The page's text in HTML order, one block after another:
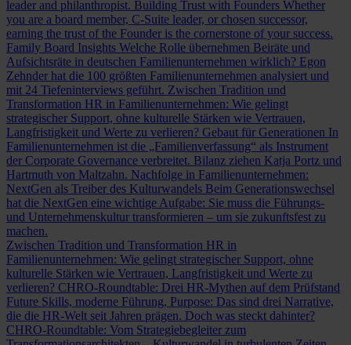
leader and philanthropist. Building Trust with Founders Whether
you are a board member, C-Suite leader, or chosen successor,
earning the trust of the Founder is the cornerstone of your success.
Family Board Insights Welche Rolle übernehmen Beiräte und
Aufsichtsräte in deutschen Familienunternehmen wirklich? Egon
Zehnder hat die 100 größten Familienunternehmen analysiert und
mit 24 Tiefeninterviews geführt. Zwischen Tradition und
Transformation HR in Familienunternehmen: Wie gelingt
strategischer Support, ohne kulturelle Stärken wie Vertrauen,
Langfristigkeit und Werte zu verlieren? Gebaut für Generationen In
Familienunternehmen ist die „Familienverfassung“ als Instrument
der Corporate Governance verbreitet. Bilanz ziehen Katja Portz und
Hartmuth von Maltzahn. Nachfolge in Familienunternehmen:
NextGen als Treiber des Kulturwandels Beim Generationswechsel
hat die NextGen eine wichtige Aufgabe: Sie muss die Führungs-
und Unternehmenskultur transformieren – um sie zukunftsfest zu
machen.
Zwischen Tradition und Transformation HR in
Familienunternehmen: Wie gelingt strategischer Support, ohne
kulturelle Stärken wie Vertrauen, Langfristigkeit und Werte zu
verlieren? CHRO-Roundtable: Drei HR-Mythen auf dem Prüfstand
Future Skills, moderne Führung, Purpose: Das sind drei Narrative,
die die HR-Welt seit Jahren prägen. Doch was steckt dahinter?
CHRO-Roundtable: Vom Strategiebegleiter zum